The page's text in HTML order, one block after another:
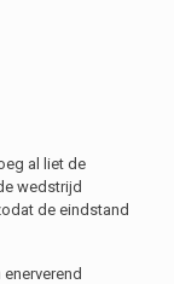
al liet de
wedstrijd
de eindstand